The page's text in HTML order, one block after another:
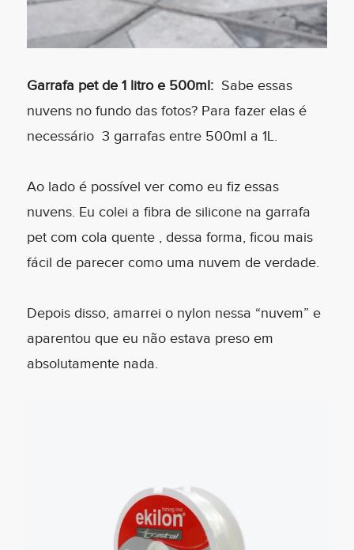
Garrafa pet de 1 litro e 500ml:Sabe essas
nuvens no fundo das fotos? Para fazer elas é
necessário 3 garrafas entre 500ml a 1L.
Ao lado é possível ver como eu fiz essas
nuvens. Eu colei a fibra de silicone na garrafa
pet com cola quente , dessa forma, ficou mais
fácil de parecer como uma nuvem de verdade.
Depois disso, amarrei o nylon nessa “nuvem” e
aparentou que eu não estava preso em
absolutamente nada.